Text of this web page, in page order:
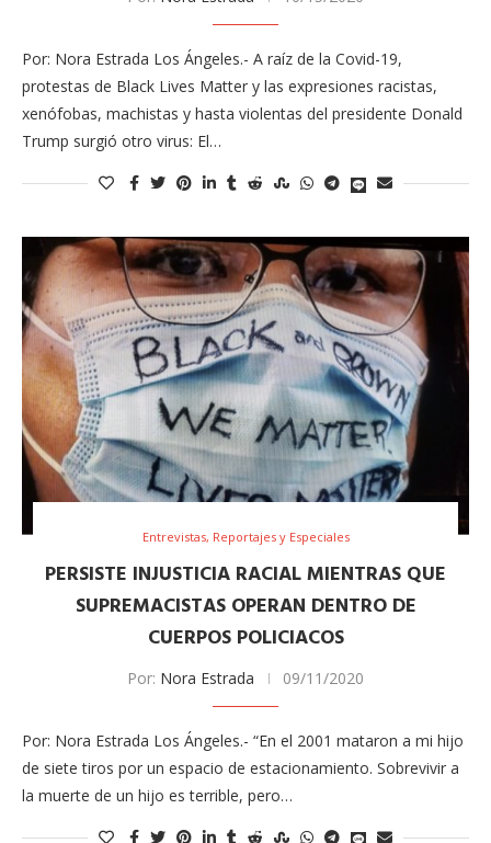
Por: Nora Estrada Los Ángeles.- A raíz de la Covid-19,
protestas de Black Lives Matter y las expresiones racistas,
xenófobas, machistas y hasta violentas del presidente Donald
Trump surgió otro virus: El…
Entrevistas, Reportajes y Especiales
PERSISTE INJUSTICIA RACIAL MIENTRAS QUE
SUPREMACISTAS OPERAN DENTRO DE
CUERPOS POLICIACOS
Por: Nora Estrada 09/11/2020
Por: Nora Estrada Los Ángeles.- “En el 2001 mataron a mi hijo
de siete tiros por un espacio de estacionamiento. Sobrevivir a
la muerte de un hijo es terrible, pero…